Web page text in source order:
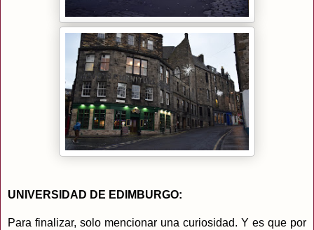
UNIVERSIDAD DE EDIMBURGO:
Para finalizar, solo mencionar una curiosidad. Y es que por